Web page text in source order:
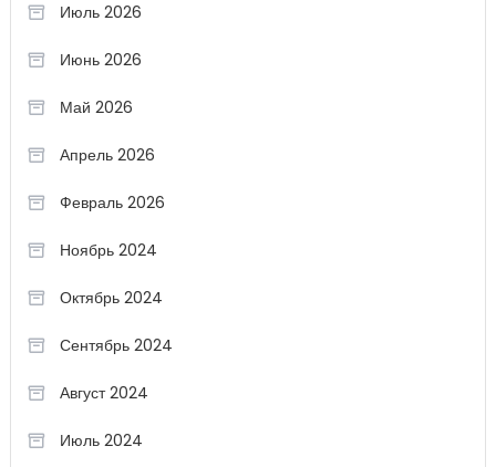
Июль 2026
Июнь 2026
Май 2026
Апрель 2026
Февраль 2026
Ноябрь 2024
Октябрь 2024
Сентябрь 2024
Август 2024
Июль 2024